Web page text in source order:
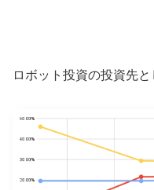
ロボット投資の投資先